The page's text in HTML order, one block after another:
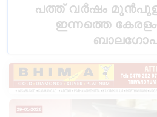
പത്ത് വർഷം
ഇന്നത്തെ